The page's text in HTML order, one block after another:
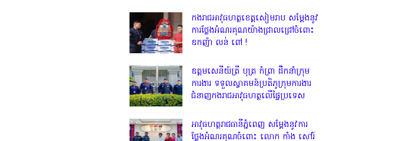
កងរាជអាវុធហត្ថខេត្តសៀមរាប សម្តែងនូវ
ការថ្លែងអំណរគុណយ៉ាងជ្រាលជ្រៅចំពោះ
ឧត្តមសេនីយ៍ត្រី បុត្រ កំព្រា ដឹកនាំក្រុម
ការងារ ទទួលស្វាគមន៍ប្រតិភូក្រុមការងារ